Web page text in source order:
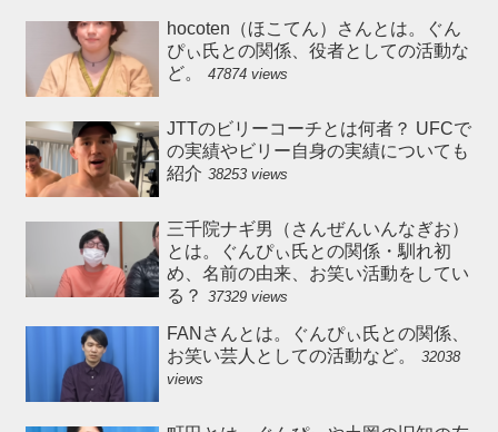
hocoten（ほこてん）さんとは。ぐん
ぴぃ氏との関係、役者としての活動な
ど。
47874 views
JTTのビリーコーチとは何者？ UFCで
の実績やビリー自身の実績についても
紹介 38253 views
三千院ナギ男（さんぜんいんなぎお）
とは。ぐんぴぃ氏との関係・馴れ初
め、名前の由来、お笑い活動をしてい
る？ 37329 views
FANさんとは。ぐんぴぃ氏との関係、
お笑い芸人としての活動など。
32038
views